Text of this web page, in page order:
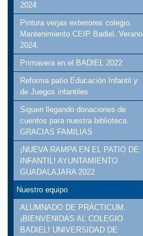
2024
Pintura verjas exteriores colegio.
Mantenimiento CEIP Badiel. Verano
2024.
Primavera en el BADIEL 2022
Reforma patio Educación Infantil y
de Juegos infantiles
Siguen llegando donaciones de
cuentos para nuestra biblioteca.
GRACIAS FAMILIAS
¡NUEVA RAMPA EN EL PATIO DE
INFANTIL! AYUNTAMIENTO
GUADALAJARA 2022
Nuestro equipo
ALUMNADO DE PRÁCTICUM.
¡BIENVENIDAS AL COLEGIO
BADIEL! UNIVERSIDAD DE